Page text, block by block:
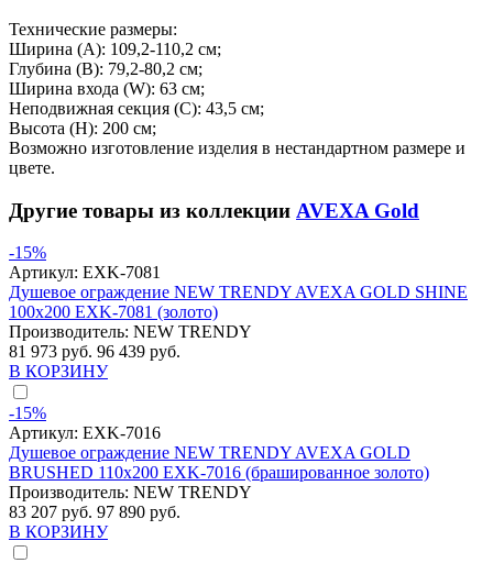
Технические размеры:
Ширина (A): 109,2-110,2 см;
Глубина (B): 79,2-80,2 см;
Ширина входа (W): 63 см;
Неподвижная секция (С): 43,5 см;
Высота (H): 200 см;
Возможно изготовление изделия в нестандартном размере и
цвете.
Другие товары из коллекции AVEXA Gold
-15%
Артикул: EXK-7081
Душевое ограждение NEW TRENDY AVEXA GOLD SHINE
100x200 EXK-7081 (золото)
Производитель: NEW TRENDY
81 973 руб. 96 439 руб.
В КОРЗИНУ
-15%
Артикул: EXK-7016
Душевое ограждение NEW TRENDY AVEXA GOLD
BRUSHED 110x200 EXK-7016 (брашированное золото)
Производитель: NEW TRENDY
83 207 руб. 97 890 руб.
В КОРЗИНУ